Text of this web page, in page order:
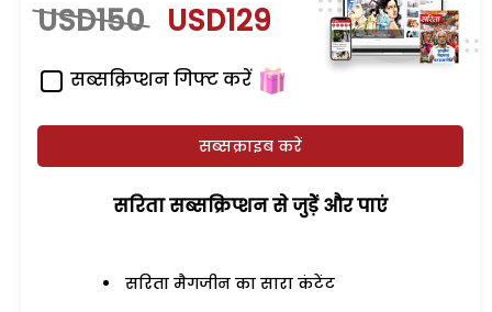
USD150 USD129
सब्सक्रिप्शन गिफ्ट करें
सब्सक्राइब करें
सरिता सब्सक्रिप्शन से जुड़ेें और पाएं
सरिता मैगजीन का सारा कंटेंट